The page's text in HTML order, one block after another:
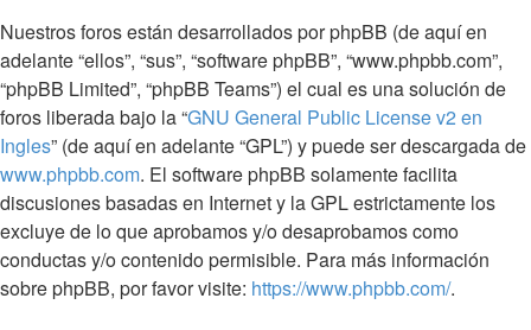
Nuestros foros están desarrollados por phpBB (de aquí en
adelante “ellos”, “sus”, “software phpBB”, “www.phpbb.com”,
“phpBB Limited”, “phpBB Teams”) el cual es una solución de
foros liberada bajo la “GNU General Public License v2 en
Ingles” (de aquí en adelante “GPL”) y puede ser descargada de
www.phpbb.com. El software phpBB solamente facilita
discusiones basadas en Internet y la GPL estrictamente los
excluye de lo que aprobamos y/o desaprobamos como
conductas y/o contenido permisible. Para más información
sobre phpBB, por favor visite: https://www.phpbb.com/.